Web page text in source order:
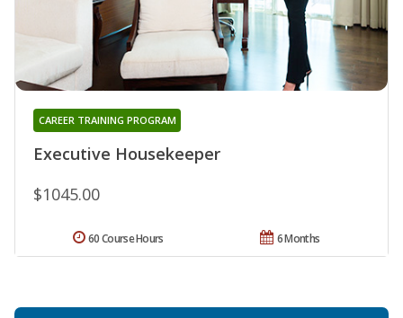
Executive Housekeeper
CAREER TRAINING PROGRAM
$1045.00
6 Months
60 Course Hours